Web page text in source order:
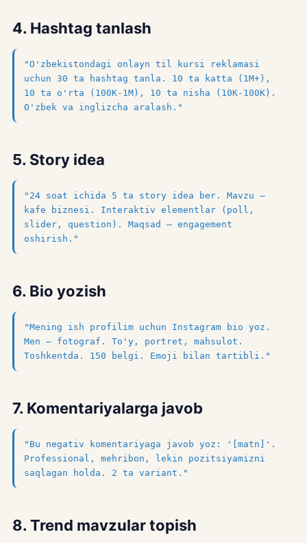
4. Hashtag tanlash
"O'zbekistondagi onlayn til kursi reklamasi
uchun 30 ta hashtag tanla. 10 ta katta (1M+),
10 ta o'rta (100K-1M), 10 ta nisha (10K-100K).
O'zbek va inglizcha aralash."
5. Story idea
"24 soat ichida 5 ta story idea ber. Mavzu —
kafe biznesi. Interaktiv elementlar (poll,
slider, question). Maqsad — engagement
oshirish."
6. Bio yozish
"Mening ish profilim uchun Instagram bio yoz.
Men — fotograf. To'y, portret, mahsulot.
Toshkentda. 150 belgi. Emoji bilan tartibli."
7. Komentariyalarga javob
"Bu negativ komentariyaga javob yoz: '[matn]'.
Professional, mehribon, lekin pozitsiyamizni
saqlagan holda. 2 ta variant."
8. Trend mavzular topish